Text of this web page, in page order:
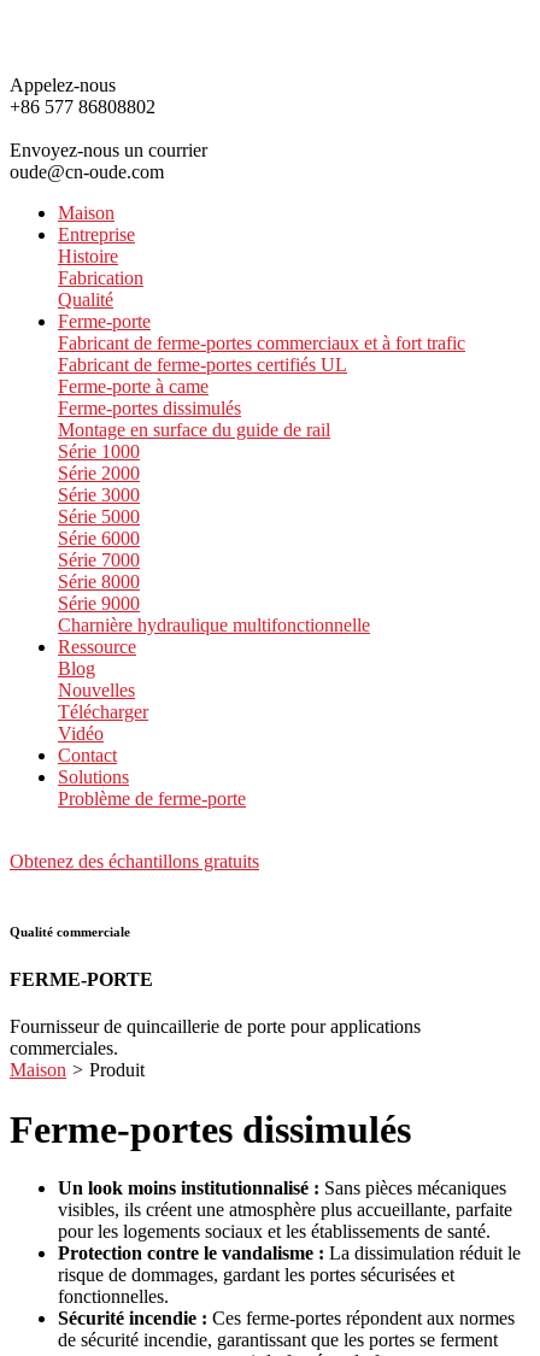
Appelez-nous
+86 577 86808802
Envoyez-nous un courrier
oude@cn-oude.com
Maison
Entreprise
Histoire
Fabrication
Qualité
Ferme-porte
Fabricant de ferme-portes commerciaux et à fort trafic
Fabricant de ferme-portes certifiés UL
Ferme-porte à came
Ferme-portes dissimulés
Montage en surface du guide de rail
Série 1000
Série 2000
Série 3000
Série 5000
Série 6000
Série 7000
Série 8000
Série 9000
Charnière hydraulique multifonctionnelle
Ressource
Blog
Nouvelles
Télécharger
Vidéo
Contact
Solutions
Problème de ferme-porte
Obtenez des échantillons gratuits
Qualité commerciale
FERME-PORTE
Fournisseur de quincaillerie de porte pour applications
commerciales.
Maison > Produit
Ferme-portes dissimulés
Un look moins institutionnalisé : Sans pièces mécaniques
visibles, ils créent une atmosphère plus accueillante, parfaite
pour les logements sociaux et les établissements de santé.
Protection contre le vandalisme : La dissimulation réduit le
risque de dommages, gardant les portes sécurisées et
fonctionnelles.
Sécurité incendie : Ces ferme-portes répondent aux normes
de sécurité incendie, garantissant que les portes se ferment